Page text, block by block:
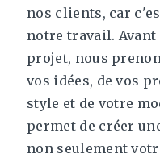
nos clients, car
notre travail.
projet, nous
vos idées, de vos
style et de votre
permet de créer
non seulement